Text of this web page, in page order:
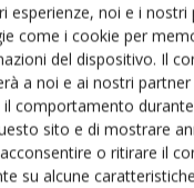
esperienze, noi e i nostri
come i cookie per
del dispositivo. Il
a noi e ai nostri partner
comportamento
sito e di mostrare
o ritirare il
su alcune
risponde
di Terra e Vita agli
Cerca adesso